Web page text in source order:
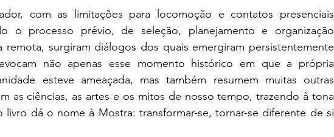
com as limitações para locomoção e contatos presenciais
o processo prévio, de seleção, planejamento e organização
remota, surgiram diálogos dos quais emergiram persistentemente
não apenas esse momento histórico em que a própria
esteve ameaçada, mas também resumem muitas outras
as ciências, as artes e os mitos de nosso tempo, trazendo à tona
livro dá o nome à Mostra: transformar-se, tornar-se diferente de si